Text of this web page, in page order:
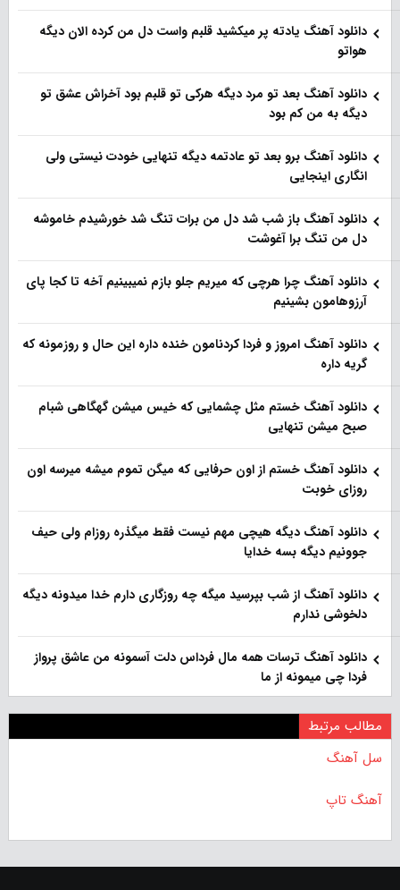
دانلود آهنگ یادته پر میکشید قلبم واست دل من کرده الان دیگه
هواتو
دانلود آهنگ بعد تو مرد دیگه هرکی تو قلبم بود آخراش عشق تو
دیگه به من کم بود
دانلود آهنگ برو بعد تو عادتمه دیگه تنهایی خودت نیستی ولی
انگاری اینجایی
دانلود آهنگ باز شب شد دل من برات تنگ شد خورشیدم خاموشه
دل من تنگ برا آغوشت
دانلود آهنگ چرا هرچی که میریم جلو بازم نمیبینیم آخه تا کجا پای
آرزوهامون بشینیم
دانلود آهنگ امروز و فردا کردنامون خنده داره این حال و روزمونه که
گریه داره
دانلود آهنگ خستم مثل چشمایی که خیس میشن گهگاهی شبام
صبح میشن تنهایی
دانلود آهنگ خستم از اون حرفایی که میگن تموم میشه میرسه اون
روزای خوبت
دانلود آهنگ دیگه هیچی مهم نیست فقط میگذره روزام ولی حیف
جوونیم دیگه بسه خدایا
دانلود آهنگ از شب بپرسید میگه چه روزگاری دارم خدا میدونه دیگه
دلخوشی ندارم
دانلود آهنگ ترسات همه مال فرداس دلت آسمونه من عاشق پرواز
فردا چی میمونه از ما
مطالب مرتبط
سل آهنگ
آهنگ تاپ